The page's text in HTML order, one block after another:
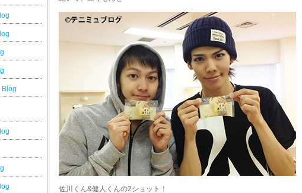
Blog
佐川くん&健人くんの2ショット！